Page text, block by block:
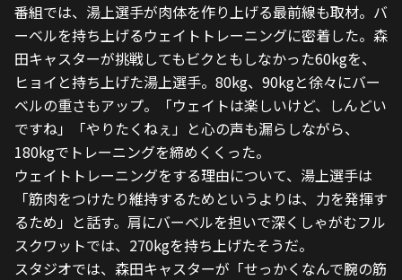
番組では、湯上選手が肉体を作り上げる最前線も取材。バ
ーベルを持ち上げるウェイトトレーニングに密着した。森
田キャスターが挑戦してもビクともしなかった60kgを、
ヒョイと持ち上げた湯上選手。80kg、90kgと徐々にバー
ベルの重さもアップ。「ウェイトは楽しいけど、しんどい
ですね」「やりたくねぇ」と心の声も漏らしながら、
180kgでトレーニングを締めくくった。
ウェイトトレーニングをする理由について、湯上選手は
「筋肉をつけたり維持するためというよりは、力を発揮す
るため」と話す。肩にバーベルを担いで深くしゃがむフル
スクワットでは、270kgを持ち上げたそうだ。
スタジオでは、森田キャスターが「せっかくなんで腕の筋